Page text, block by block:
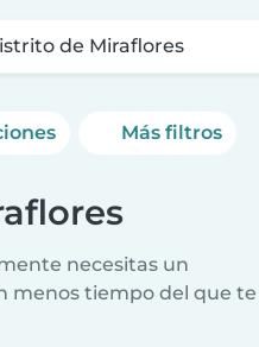
de Miraflores
Más filtros
necesitas un
menos tiempo del que te